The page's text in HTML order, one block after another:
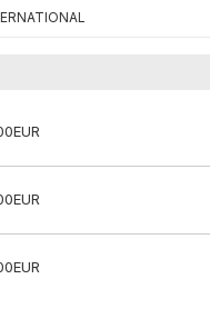
EUR
EUR
EUR